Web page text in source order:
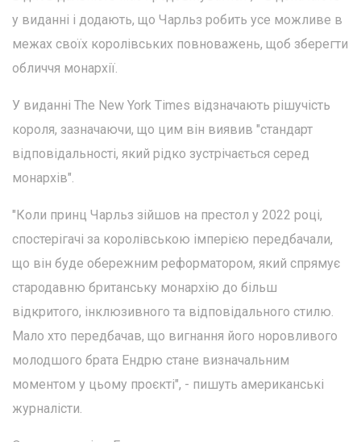
у виданні і додають, що Чарльз робить усе можливе в
межах своїх королівських повноважень, щоб зберегти
обличчя монархії.
У виданні The New York Times відзначають рішучість
короля, зазначаючи, що цим він виявив "стандарт
відповідальності, який рідко зустрічається серед
монархів".
"Коли принц Чарльз зійшов на престол у 2022 році,
спостерігачі за королівською імперією передбачали,
що він буде обережним реформатором, який спрямує
стародавню британську монархію до більш
відкритого, інклюзивного та відповідального стилю.
Мало хто передбачав, що вигнання його норовливого
молодшого брата Ендрю стане визначальним
моментом у цьому проєкті", - пишуть американські
журналісти.